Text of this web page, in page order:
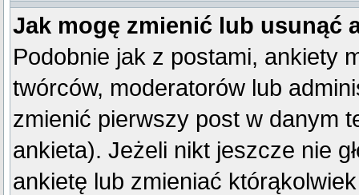
Jak mogę zmienić lub usunąć
Podobnie jak z postami, ankiety
twórców, moderatorów lub
zmienić pierwszy post w danym
ankieta). Jeżeli nikt jeszcze nie
ankietę lub zmieniać